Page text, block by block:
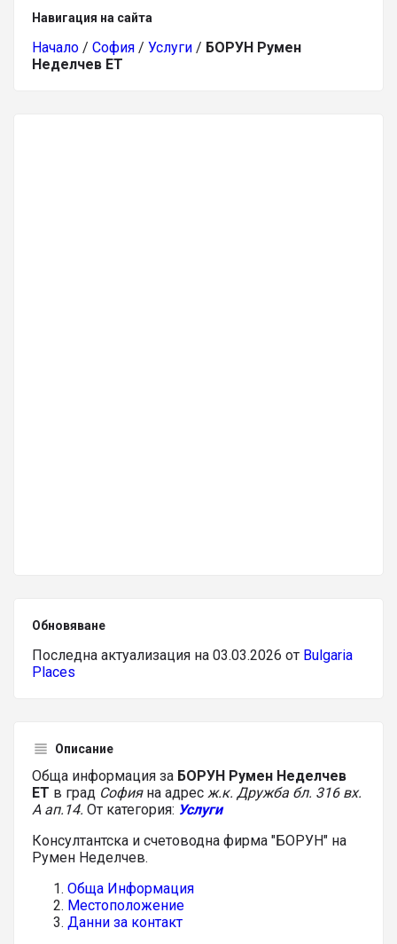
Навигация на сайта
Начало / София / Услуги / БОРУН Румен
Неделчев ЕТ
Обновяване
Последна актуализация на 03.03.2026 от Bulgaria
Places
Описание
Обща информация за БОРУН Румен Неделчев
ЕТ в град София на адрес ж.к. Дружба бл. 316 вх.
А ап.14. От категория: Услуги
Консултантска и счетоводна фирма "БОРУН" на
Румен Неделчев.
Обща Информация
Местоположение
Данни за контакт